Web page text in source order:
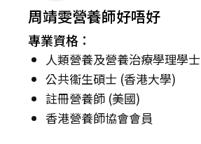
周靖雯營養師好唔好
專業資格：
人類營養及營養治療學理學士
公共衞生碩士 (香港大學)
註冊營養師 (美國)
香港營養師協會會員